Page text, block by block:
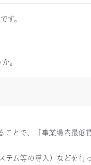
す。
。
ことで、「事業場内最低
テム等の導入）などを行